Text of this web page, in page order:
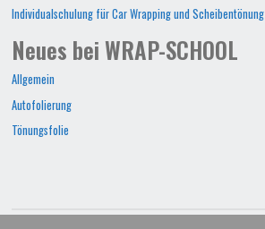
Individualschulung für Car Wrapping und Scheibentönung
Neues bei WRAP-SCHOOL
Allgemein
Autofolierung
Tönungsfolie